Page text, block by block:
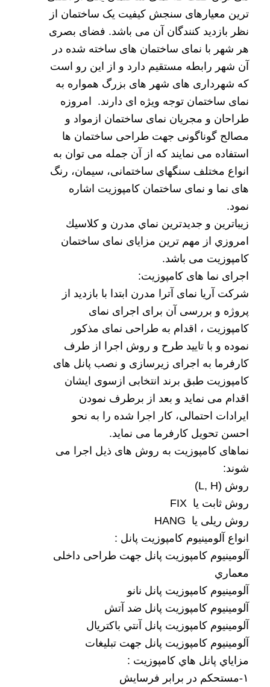
ترین معیارهای سنجش کیفیت یک ساختمان از
نظر بازدید کنندگان آن می باشد. فضای بصری
هر شهر با نمای ساختمان های ساخته شده در
آن شهر رابطه مستقیم دارد و از این رو است
که شهرداری های شهر های بزرگ همواره به
نمای ساختمان توجه ویژه ای دارند. امروزه
طراحان و مجریان نمای ساختمان ازمواد و
مصالح گوناگونی جهت طراحی ساختمان ها
استفاده می نمایند که از آن جمله می توان به
انواع مختلف سنگهای ساختمانی، سیمان، رنگ
های نما و نمای ساختمان کامپوزیت اشاره
نمود.
زيباترين و جديدترين نماي مدرن و كلاسيك
امروزي از مهم ترین مزایای نمای ساختمان
کامپوزیت می باشد.
اجرای نما های کامپوزیت:
شرکت آریا نمای آترا مدرن ابتدا با بازدید از
پروژه و بررسی آن برای اجرای نمای
کامپوزیت ، اقدام به طراحی نمای مذکور
نموده و با تایید طرح و روش اجرا از طرف
کارفرما به اجرای زیرسازی و نصب پانل های
کامپوزیت طبق برند انتخابی ازسوی ایشان
اقدام می نماید و بعد از برطرف نمودن
ایرادات احتمالی، کار اجرا شده را به نحو
احسن تحویل کارفرما می نماید.
نماهای کامپوزیت به روش های ذیل اجرا می
شوند:
روش (L, H)
روش ثابت یا
روش ریلی یا
انواع آلومينيوم کامپوزيت پانل :
آلومينيوم کامپوزيت پانل جهت طراحی داخلی
معماري
آلومينيوم کامپوزيت پانل نانو
آلومينيوم کامپوزيت پانل ضد آتش
آلومينيوم کامپوزيت پانل آنتي باکتريال
آلومينيوم کامپوزيت پانل جهت تبليغات
مزاياي پانل هاي کامپوزيت :
۱-مستحکم در برابر فرسايش